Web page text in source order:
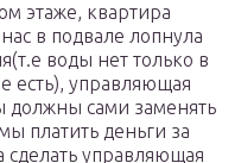
этаже, квартира
в подвале лопнула
воды нет только в
есть), управляющая
должны сами заменять
платить деньги за
сделать управляющая